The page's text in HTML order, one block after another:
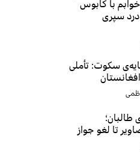
با کابوس
درد سپری
سکوت: تأملی
تا لغو جواز